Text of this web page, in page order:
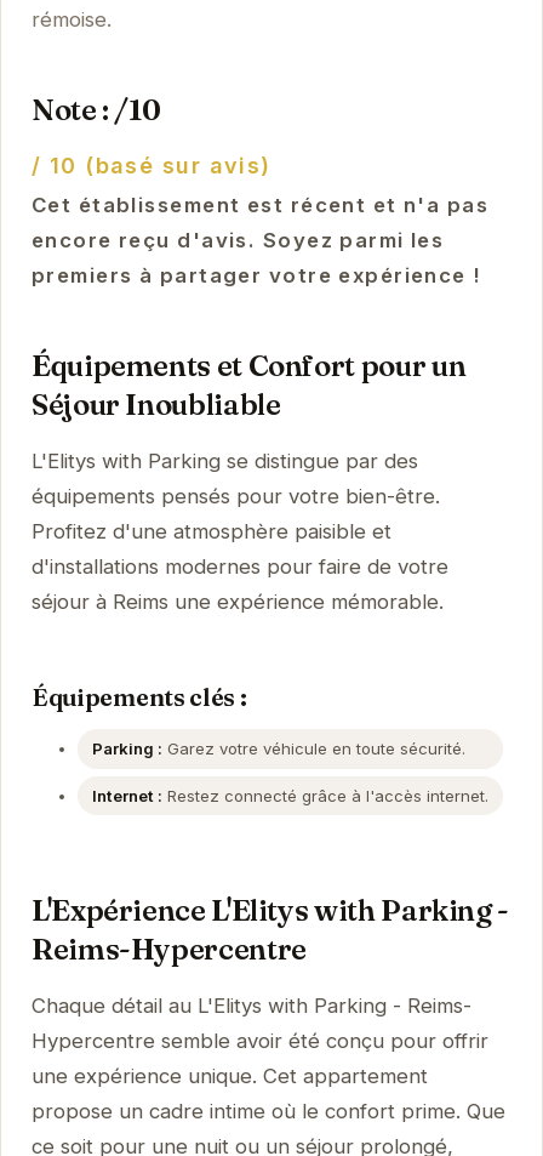
rémoise.
Note : /10
/ 10 (basé sur avis)
Cet établissement est récent et n'a pas
encore reçu d'avis. Soyez parmi les
premiers à partager votre expérience !
Équipements et Confort pour un
Séjour Inoubliable
L'Elitys with Parking se distingue par des
équipements pensés pour votre bien-être.
Profitez d'une atmosphère paisible et
d'installations modernes pour faire de votre
séjour à Reims une expérience mémorable.
Équipements clés :
Parking : Garez votre véhicule en toute sécurité.
Internet : Restez connecté grâce à l'accès internet.
L'Expérience L'Elitys with Parking -
Reims-Hypercentre
Chaque détail au L'Elitys with Parking - Reims-
Hypercentre semble avoir été conçu pour offrir
une expérience unique. Cet appartement
propose un cadre intime où le confort prime. Que
ce soit pour une nuit ou un séjour prolongé,